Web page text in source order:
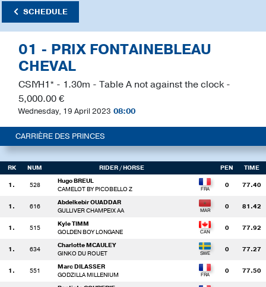
SCHEDULE
01 - PRIX FONTAINEBLEAU
CHEVAL
CSIYH1* - 1.30m - Table A not against the clock -
5,000.00 €
Wednesday, 19 April 2023 08:00
CARRIÈRE DES PRINCES
RK NUM RIDER/ HORSE PEN TIME
1. 528
Hugo BREUL
CAMELOT BY PICOBELLO Z
0 77.40
1. 616
Abdelkebir OUADDAR
GULLIVER CHAMPEIX AA
0 81.42
1. 515
Kyle TIMM
GOLDEN BOY LONGANE
0 77.92
1. 634
Charlotte MCAULEY
GINKO DU ROUET
0 77.27
1. 551
Marc DILASSER
GODZILLA MILLENIUM
0 77.50